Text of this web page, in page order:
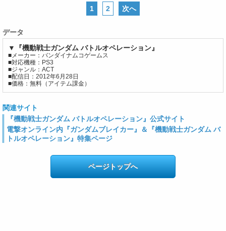
1 2 次へ
データ
▼『機動戦士ガンダム バトルオペレーション』
■メーカー：バンダイナムコゲームス
■対応機種：PS3
■ジャンル：ACT
■配信日：2012年6月28日
■価格：無料（アイテム課金）
関連サイト
『機動戦士ガンダム バトルオペレーション』公式サイト
電撃オンライン内『ガンダムブレイカー』＆『機動戦士ガンダム バ
トルオペレーション』特集ページ
ページトップへ